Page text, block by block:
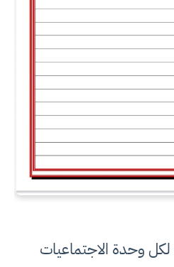
لكل وحدة الاجتماعيات